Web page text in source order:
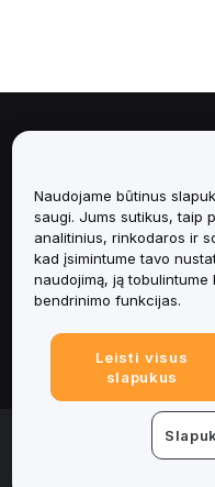
Paslaugos
Pagalba
Produktai
Teisinė informacija
© 2025-2026 Bybit.eu.
Naudojame būtinus
saugi. Jums sutikus, taip
analitinius, rinkodaros ir
kad įsimintume tavo
naudojimą, ją
bendrinimo funkcijas.
Leisti visus
slapukus